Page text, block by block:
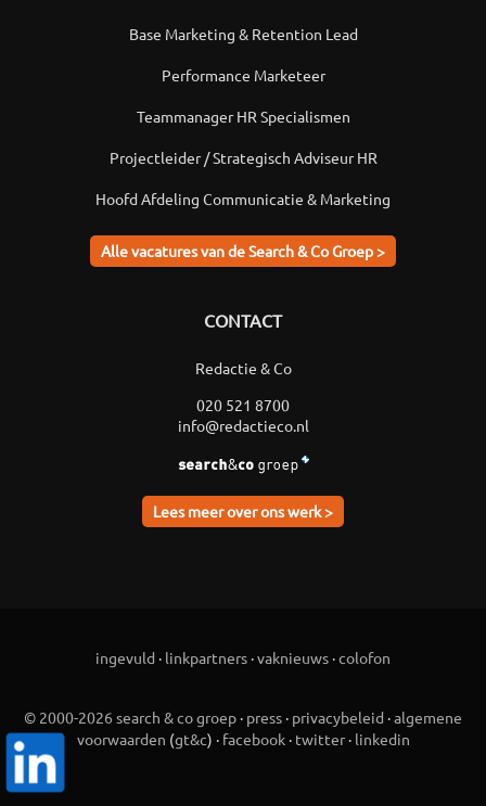
Base Marketing & Retention Lead
Performance Marketeer
Teammanager HR Specialismen
Projectleider / Strategisch Adviseur HR
Hoofd Afdeling Communicatie & Marketing
Alle vacatures van de Search & Co Groep >
CONTACT
Redactie & Co
020 521 8700
info@redactieco.nl
Lees meer over ons werk >
ingevuld · linkpartners ·vaknieuws ·colofon
© 2000-2026 search & co groep · press · privacybeleid ·algemene
voorwaarden (gt&c) · facebook· twitter· linkedin